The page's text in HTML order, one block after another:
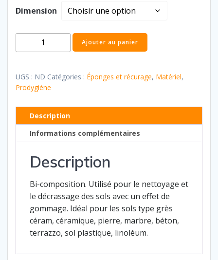
Dimension
quantité
de
mélamine
Ajouter au panier
UGS : ND Catégories : Éponges et récurage, Matériel,
Prodygiène
Description
Informations complémentaires
Description
Bi-composition. Utilisé pour le nettoyage et
le décrassage des sols avec un effet de
gommage. Idéal pour les sols type grès
céram, céramique, pierre, marbre, béton,
terrazzo, sol plastique, linoléum.